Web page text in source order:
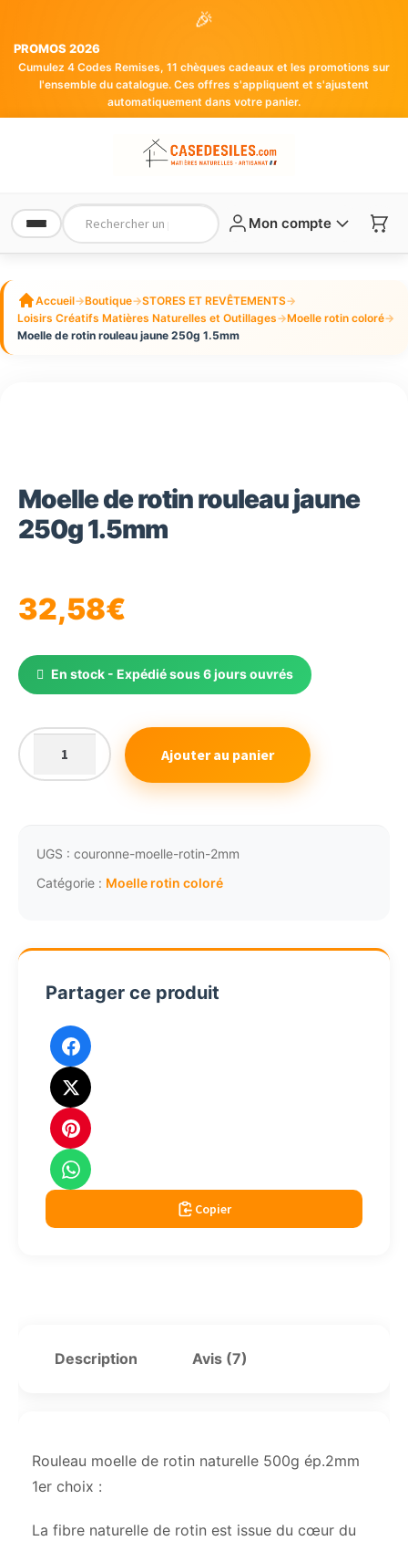
🎉
PROMOS 2026
Cumulez 4 Codes Remises, 11 chèques cadeaux et les promotions sur
l'ensemble du catalogue. Ces offres s'appliquent et s'ajustent
automatiquement dans votre panier.
Mon compte
Accueil→Boutique→STORES ET REVÊTEMENTS→
Loisirs Créatifs Matières Naturelles et Outillages→Moelle rotin coloré→
Moelle de rotin rouleau jaune 250g 1.5mm
Moelle de rotin rouleau jaune
250g 1.5mm
32,58€
En stock - Expédié sous 6 jours ouvrés
quantité
de
rotin
rouleau
1.5mm
Ajouter au panier
UGS : couronne-moelle-rotin-2mm
Catégorie : Moelle rotin coloré
Partager ce produit
Copier
Description Avis (7)
Rouleau moelle de rotin naturelle 500g ép.2mm
1er choix :
La fibre naturelle de rotin est issue du cœur du